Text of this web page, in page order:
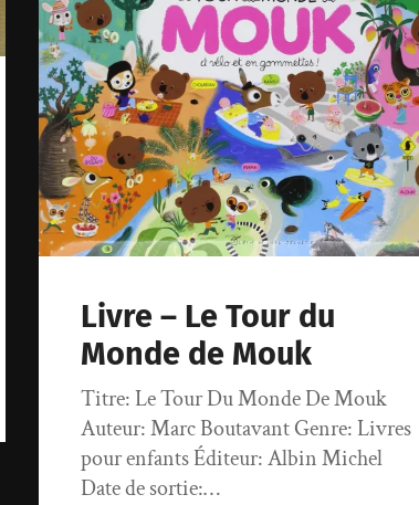
Livre – Le Tour du
Monde de Mouk
Titre: Le Tour Du Monde De Mouk
Auteur: Marc Boutavant Genre: Livres
pour enfants Éditeur: Albin Michel
Date de sortie:…